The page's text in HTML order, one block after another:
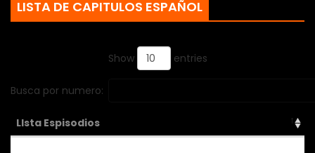
stand con Yeon-su. Yeon-su malinterpreta a Ji-won como
más. Sin embargo, Ji-won no se preocupa y sigue
guionero Ji-won para ganarse el corazón del subgerente
LISTA DE CAPITULOS ESPAÑOL
Show entries
Busca por numero:
LIsta Espisodios